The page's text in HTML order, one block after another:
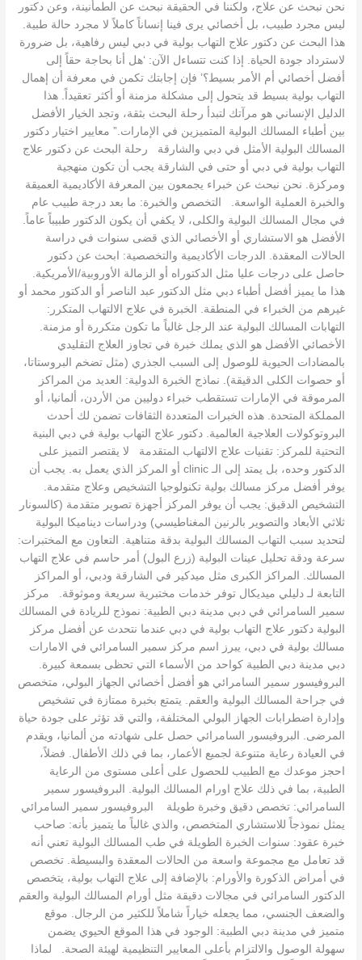
نحن نبحث عن علاج، ولكننا في الحقيقة نبحث عن الطمأنينة، وعن دكتور
ليس مجرد طبيب، بل أخصائي يرى فينا إنساناً كاملاً لا مجرد حالة طبية.
هذا البحث عن دكتور علاج التهاب بولية في دبي ليس رفاهية، بل ضرورة
لاسترداد جودة الحياة. إذا كنت تتساءل الآن: ‘هل أنا بحاجة حقاً إلى
أفضل أخصائي أم الأمر بسيط؟’ فإن إجابتك تكمن في معرفة أن إهمال
التهاب بولية بسيط قد يتحول إلى مشكلة مزمنة أو أكثر تعقيداً. هذا
الدليل الإنساني هو مرآتك لتبدأ رحلة البحث بثقة، وتجد الخيار الأفضل
بين أطباء المسالك البولية المتميزين في الإمارات.” معايير اختيار دكتور
المسالك البولية الأمثل في دبي والشارقة رحلة البحث عن دكتور علاج
التهاب بولية في دبي أو حتى في الشارقة يجب أن تكون منهجية
ومركزة. نحن نبحث عن خبراء يجمعون بين المعرفة الأكاديمية العميقة
والخبرة العملية الواسعة. التخصص والخبرة: ما بعد درجة طبيب عام
في مجال المسالك البولية والكلى، لا يكفي أن يكون الدكتور طبيباً عاماً.
الأفضل هو الاستشاري أو الأخصائي الذي قضى سنوات في دراسة
الحالات المعقدة. الدرجات الأكاديمية والتخصصية: ابحث عن دكتور
حاصل على درجات عليا مثل الدكتوراه أو الزمالة الأوروبية/الأمريكية.
هذا ما يميز أفضل أطباء دبي مثل الدكتور عبد الناصر أو الدكتور محمد أو
غيرهم من الخبراء في المنطقة. الخبرة في علاج الالتهاب المتكرر:
التهابات المسالك البولية عند الرجل غالباً ما تكون متكررة أو مزمنة.
الأخصائي الأفضل هو الذي يملك خبرة في تجاوز العلاج التقليدي
بالمضادات الحيوية للوصول إلى السبب الجذري (مثل تضخم البروستاتا،
أو حصوات الكلى الدقيقة). نماذج الخبرة الدولية: العديد من المراكز
المرموقة في الإمارات تستقطب خبراء دوليين من الأردن، ألمانيا، أو
المملكة المتحدة. هذه الخبرات المتعددة الثقافات تضمن لك أحدث
البروتوكولات العلاجية العالمية. دكتور علاج التهاب بولية في دبي البنية
التحتية للمركز: تقنيات علاج الالتهاب المتقدمة لا يقتصر التميز على
الدكتور وحده، بل يمتد إلى الـ clinic أو المركز الذي يعمل به. يجب أن
يوفر أفضل مركز مسالك بولية تكنولوجيا التشخيص وعلاج متقدمة.
التشخيص الدقيق: يجب أن يوفر المركز أجهزة تصوير متقدمة (كالسونار
ثلاثي الأبعاد والتصوير بالرنين المغناطيسي) ودراسات ديناميكا البولية
لتحديد سبب التهاب المسالك البولية بدقة متناهية. التعاون مع المختبرات:
سرعة ودقة تحليل عينات البولية (زرع البول) أمر حاسم في علاج التهاب
المسالك. المراكز الكبرى مثل ميدكير في الشارقة ودبي، أو المراكز
التابعة لـ دليلي ميديكال توفر خدمات مختبرية سريعة وموثوقة. مركز
سمير السامرائي في دبي مدينة دبي الطبية: نموذج للريادة في المسالك
البولية دكتور علاج التهاب بولية في دبي عندما نتحدث عن أفضل مركز
مسالك بولية في دبي، يبرز اسم مركز سمير السامرائي في الامارات
دبي مدينة دبي الطبية كواحد من الأسماء التي تحظى بسمعة كبيرة.
البروفيسور سمير السامرائي هو أفضل أخصائي الجهاز البولي، متخصص
في جراحة المسالك البولية والعقم. يتمتع بخبرة ممتازة في تشخيص
وإدارة اضطرابات الجهاز البولي المختلفة، والتي قد تؤثر على جودة حياة
المرضى. البروفيسور السامرائي حصل على شهادته من ألمانيا، ويقدم
في العيادة رعاية متنوعة لجميع الأعمار، بما في ذلك الأطفال. فضلاً،
احجز موعدك مع الطبيب للحصول على أعلى مستوى من الرعاية
الطبية، بما في ذلك علاج اورام المسالك البولية. البروفيسور سمير
السامرائي: تخصص دقيق وخبرة طويلة البروفيسور سمير السامرائي
يمثل نموذجاً للاستشاري المتخصص، والذي غالباً ما يتميز بأنه: صاحب
خبرة عقود: سنوات الخبرة الطويلة في طب المسالك البولية تعني أنه
قد تعامل مع مجموعة واسعة من الحالات المعقدة والبسيطة. تخصص
في أمراض الذكورة والأورام: بالإضافة إلى علاج التهاب بولية، يتخصص
الدكتور السامرائي في مجالات دقيقة مثل أورام المسالك البولية والعقم
والضعف الجنسي، مما يجعله خياراً شاملاً للكثير من الرجال. موقع
متميز في مدينة دبي الطبية: الوجود في هذا الموقع الحيوي يضمن
سهولة الوصول والالتزام بأعلى المعايير التنظيمية لهيئة الصحة. لماذا